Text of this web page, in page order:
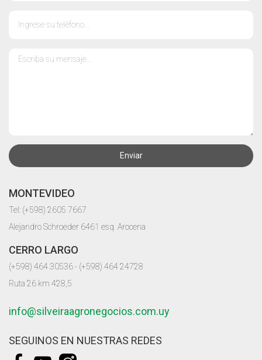
Enviar
MONTEVIDEO
Tel: (+598) 2605 7667
Alejandro Schroeder 6461 esq. Arocena
CERRO LARGO
(+598) 464 30536 - (+598) 464 24728
Ruta 26 km 428,5
info@silveiraagronegocios.com.uy
SEGUINOS EN NUESTRAS REDES